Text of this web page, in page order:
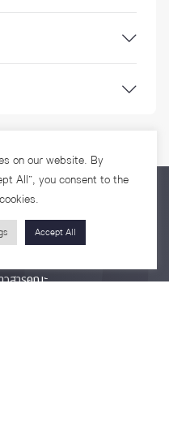
วสารคณะ
on our website. By
All”, you consent to the
Accept All